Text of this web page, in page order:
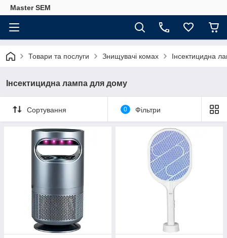
Master SEM
Товари та послуги Знищувачі комах Інсектицидна
Інсектицидна лампа для дому
Сортування 0 Фільтри